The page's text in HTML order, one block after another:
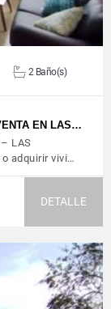
2 Baño(s)
EN LAS…
– LAS
o adquirir vivi…
DETALLE